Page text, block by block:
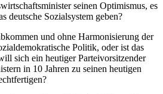
seinen Optimismus, es
deutsche Sozialsystem geben?
und ohne Harmonisierung der
Politik, oder ist das
sich ein heutiger Parteivorsitzender
in 10 Jahren zu seinen heutigen